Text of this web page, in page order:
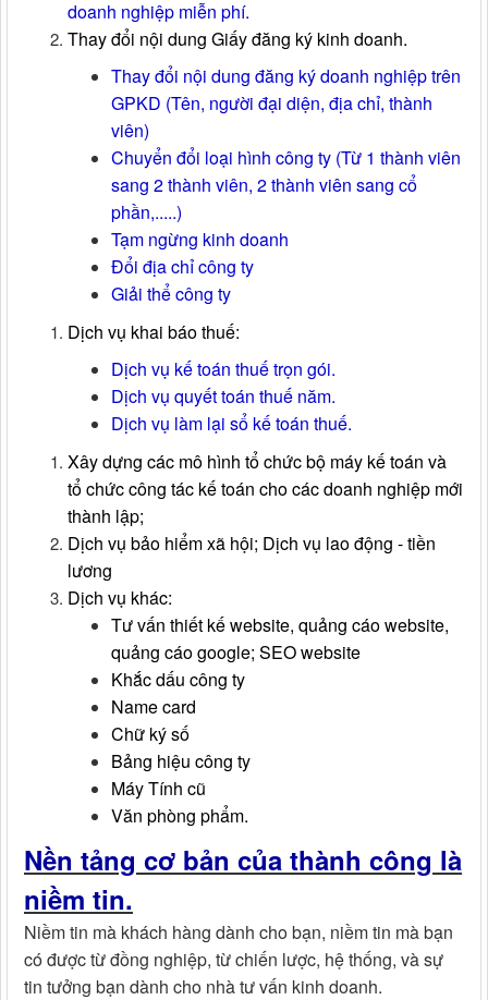
doanh nghiệp miễn phí.
Thay đổi nội dung Giấy đăng ký kinh doanh.
Thay đổi nội dung đăng ký doanh nghiệp trên
GPKD (Tên, người đại diện, địa chỉ, thành
viên)
Chuyển đổi loại hình công ty (Từ 1 thành viên
sang 2 thành viên, 2 thành viên sang cổ
phần,.....)
Tạm ngừng kinh doanh
Đổi địa chỉ công ty
Giải thể công ty
Dịch vụ khai báo thuế:
Dịch vụ kế toán thuế trọn gói.
Dịch vụ quyết toán thuế năm.
Dịch vụ làm lại sổ kế toán thuế.
Xây dựng các mô hình tổ chức bộ máy kế toán và
tổ chức công tác kế toán cho các doanh nghiệp mới
thành lập;
Dịch vụ bảo hiểm xã hội; Dịch vụ lao động - tiền
lương
Dịch vụ khác:
Tư vấn thiết kế website, quảng cáo website,
quảng cáo google; SEO website
Khắc dấu công ty
Name card
Chữ ký số
Bảng hiệu công ty
Máy Tính cũ
Văn phòng phẩm.
Nền tảng cơ bản của thành công là
niềm tin.
Niềm tin mà khách hàng dành cho bạn, niềm tin mà bạn
có được từ đồng nghiệp, từ chiến lược, hệ thống, và sự
tin tưởng bạn dành cho nhà tư vấn kinh doanh.